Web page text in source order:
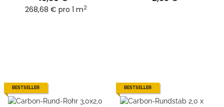
268,68 € pro 1 m2
BESTSELLER BESTSELLER